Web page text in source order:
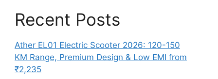
Recent Posts
Ather EL01 Electric Scooter 2026: 120-150
KM Range, Premium Design & Low EMI from
₹2,235